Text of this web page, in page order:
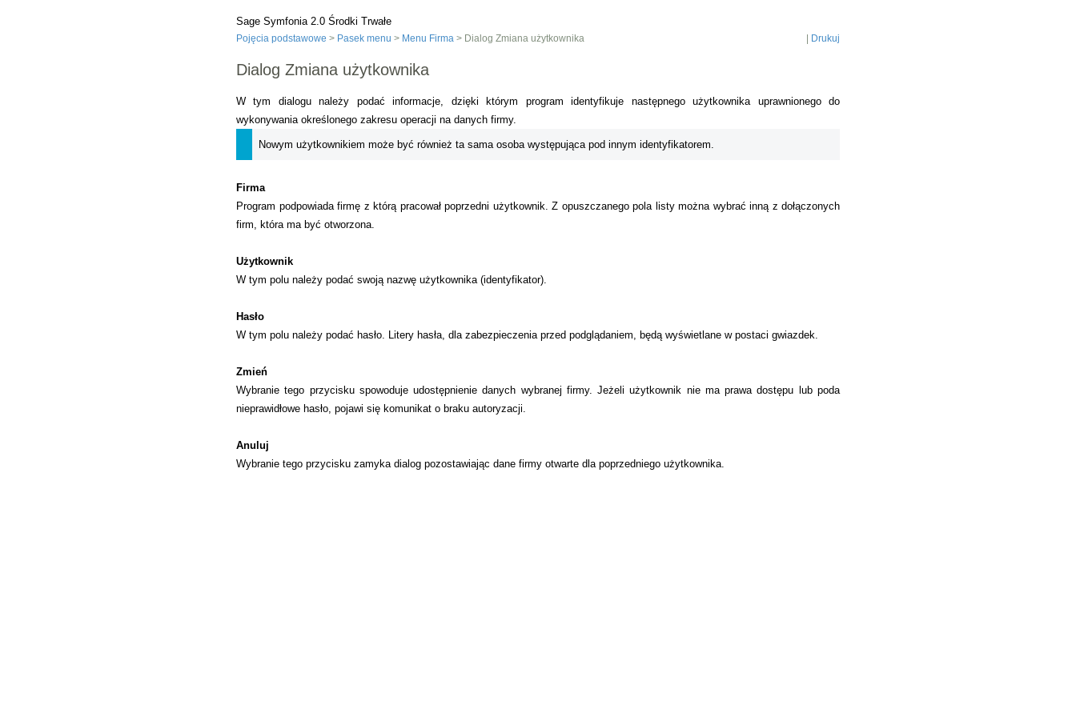
Sage Symfonia 2.0 Środki Trwałe
Pojęcia podstawowe > Pasek menu > Menu Firma > Dialog Zmiana użytkownika Drukuj
Dialog Zmiana użytkownika
W tym dialogu należy podać informacje, dzięki którym program identyfikuje następnego użytkownika uprawnionego do
wykonywania określonego zakresu operacji na danych firmy.
Nowym użytkownikiem może być również ta sama osoba występująca pod innym identyfikatorem.
Firma
Program podpowiada firmę z którą pracował poprzedni użytkownik. Z opuszczanego pola listy można wybrać inną z dołączonych
firm, która ma być otworzona.
Użytkownik
W tym polu należy podać swoją nazwę użytkownika (identyfikator).
Hasło
W tym polu należy podać hasło. Litery hasła, dla zabezpieczenia przed podglądaniem, będą wyświetlane w postaci gwiazdek.
Zmień
Wybranie tego przycisku spowoduje udostępnienie danych wybranej firmy. Jeżeli użytkownik nie ma prawa dostępu lub poda
nieprawidłowe hasło, pojawi się komunikat o braku autoryzacji.
Anuluj
Wybranie tego przycisku zamyka dialog pozostawiając dane firmy otwarte dla poprzedniego użytkownika.